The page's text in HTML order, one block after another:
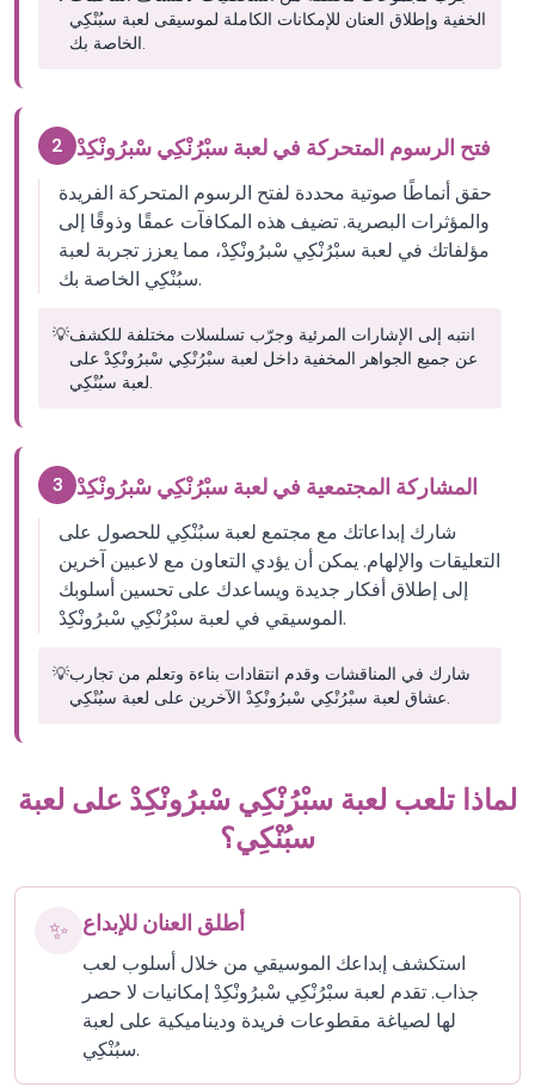
الخفية وإطلاق العنان للإمكانات الكاملة لموسيقى لعبة سبُنْكِي
الخاصة بك.
2 فتح الرسوم المتحركة في لعبة سبْرُنْكِي سْبرُونْكِدْ
حقق أنماطًا صوتية محددة لفتح الرسوم المتحركة الفريدة
والمؤثرات البصرية. تضيف هذه المكافآت عمقًا وذوقًا إلى
مؤلفاتك في لعبة سبْرُنْكِي سْبرُونْكِدْ، مما يعزز تجربة لعبة
سبُنْكِي الخاصة بك.
💡انتبه إلى الإشارات المرئية وجرّب تسلسلات مختلفة للكشف
عن جميع الجواهر المخفية داخل لعبة سبْرُنْكِي سْبرُونْكِدْ على
لعبة سبُنْكِي.
3 المشاركة المجتمعية في لعبة سبْرُنْكِي سْبرُونْكِدْ
شارك إبداعاتك مع مجتمع لعبة سبُنْكِي للحصول على
التعليقات والإلهام. يمكن أن يؤدي التعاون مع لاعبين آخرين
إلى إطلاق أفكار جديدة ويساعدك على تحسين أسلوبك
الموسيقي في لعبة سبْرُنْكِي سْبرُونْكِدْ.
💡شارك في المناقشات وقدم انتقادات بناءة وتعلم من تجارب
عشاق لعبة سبْرُنْكِي سْبرُونْكِدْ الآخرين على لعبة سبُنْكِي.
لماذا تلعب لعبة سبْرُنْكِي سْبرُونْكِدْ على لعبة
سبُنْكِي؟
✨ أطلق العنان للإبداع
استكشف إبداعك الموسيقي من خلال أسلوب لعب
جذاب. تقدم لعبة سبْرُنْكِي سْبرُونْكِدْ إمكانيات لا حصر
لها لصياغة مقطوعات فريدة وديناميكية على لعبة
سبُنْكِي.